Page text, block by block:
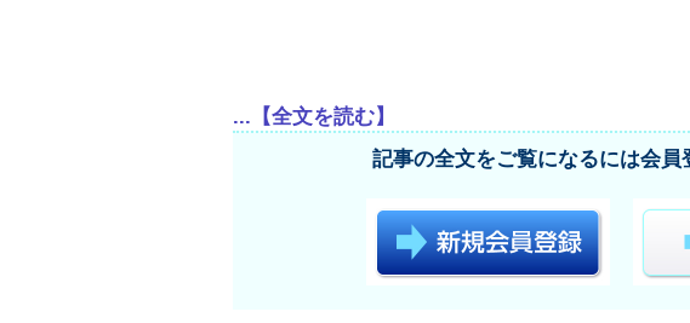
...【全文を読む】
記事の全文をご覧になるには会員